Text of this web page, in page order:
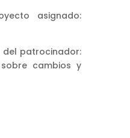
asignado:
del patrocinador:
cambios y